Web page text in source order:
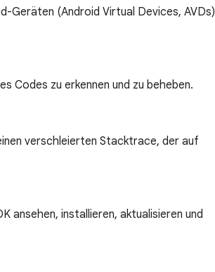
Geräten (Android Virtual Devices, AVDs)
Codes zu erkennen und zu beheben.
verschleierten Stacktrace, der auf
ansehen, installieren, aktualisieren und